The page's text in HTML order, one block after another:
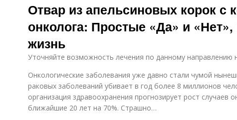
Отвар из апельсиновых корок с
онколога: Простые «Да» и
жизнь
Уточняйте возможность лечения по данному направлению
Онкологические заболевания уже давно стали чумой
раковых заболеваний убивает в год более 8 миллионов
организация здравоохранения прогнозирует рост случаев
ближайшие 20 лет на 70%. Страшно…